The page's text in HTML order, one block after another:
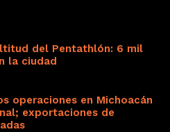
del Pentathlón: 6 mil
la ciudad
operaciones en Michoacán
exportaciones de